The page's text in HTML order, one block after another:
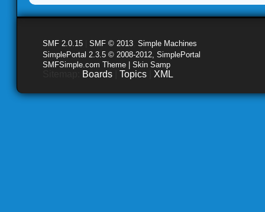
SMF 2.0.15 SMF © 2013 Simple Machines
SimplePortal 2.3.5 © 2008-2012, SimplePortal
SMFSimple.com Theme | Skin Samp
Boards Topics XML